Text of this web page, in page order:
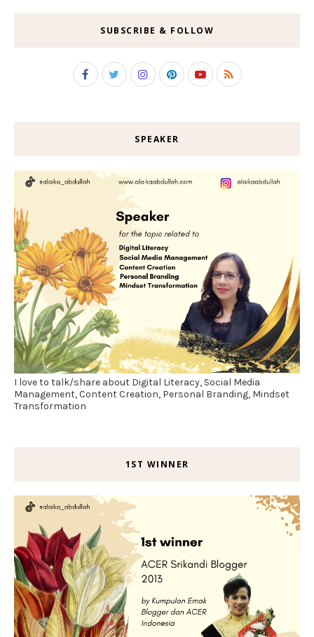
SUBSCRIBE & FOLLOW
SPEAKER
I love to talk/share about Digital Literacy, Social Media
Management, Content Creation, Personal Branding, Mindset
Transformation
1ST WINNER